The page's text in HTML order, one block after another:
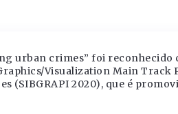
urban crimes” foi reconhecido
Visualization Main Track
(SIBGRAPI 2020), que é